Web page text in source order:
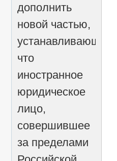
дополнить
новой частью,
устанавливающей,
что
иностранное
юридическое
лицо,
совершившее
за пределами